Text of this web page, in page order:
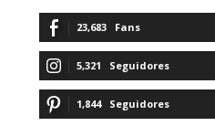
23,683 Fans
5,321 Seguidores
1,844 Seguidores